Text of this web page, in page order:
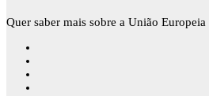
Quer saber mais sobre a União